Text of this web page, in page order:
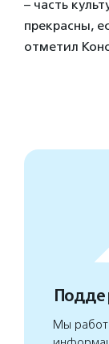
– часть
прекрасны,
отметил
Мы